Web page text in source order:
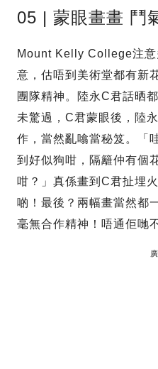
05 | 蒙眼畫畫 鬥
Mount Kelly College注意
意，估唔到美術堂都有新
團隊精神。陸永C君話晒
未驚過，C君蒙眼後，陸
作，當然亂噏當秘笈。「
到好似狗咁，隔籬仲有個
咁？」真係畫到C君扯埋
啲！最後？兩幅畫當然都
毫無合作精神！唔通佢哋